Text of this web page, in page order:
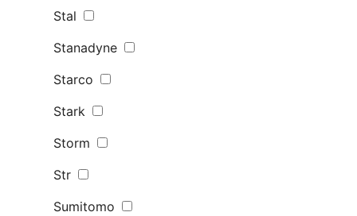
Stal
Stanadyne
Starco
Stark
Storm
Str
Sumitomo